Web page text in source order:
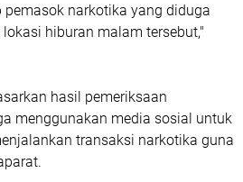
narkotika yang diduga
hiburan malam tersebut,"
hasil pemeriksaan
menggunakan media sosial untuk
transaksi narkotika guna